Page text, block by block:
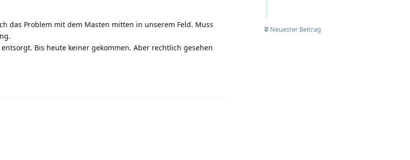
Neuester Beitrag
das Problem mit dem Masten mitten in unserem Feld. Muss
Bis heute keiner gekommen. Aber rechtlich gesehen